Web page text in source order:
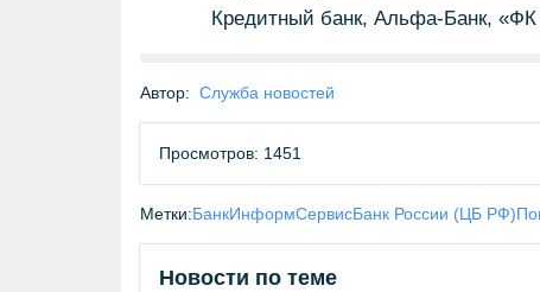
Кредитный банк, Альфа-Банк,
Автор: Служба новостей
Просмотров: 1451
Метки:БанкИнформСервисБанк России (ЦБ РФ)
Новости по теме